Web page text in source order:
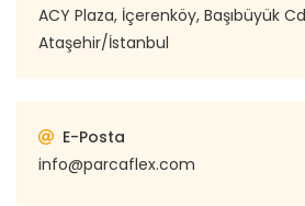
ACY Plaza, İçerenköy, Başıbüyük
Ataşehir/İstanbul
E-Posta
info@parcaflex.com